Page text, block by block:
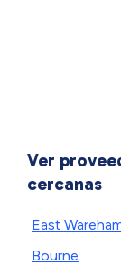
Ver
cercanas
East
Bourne